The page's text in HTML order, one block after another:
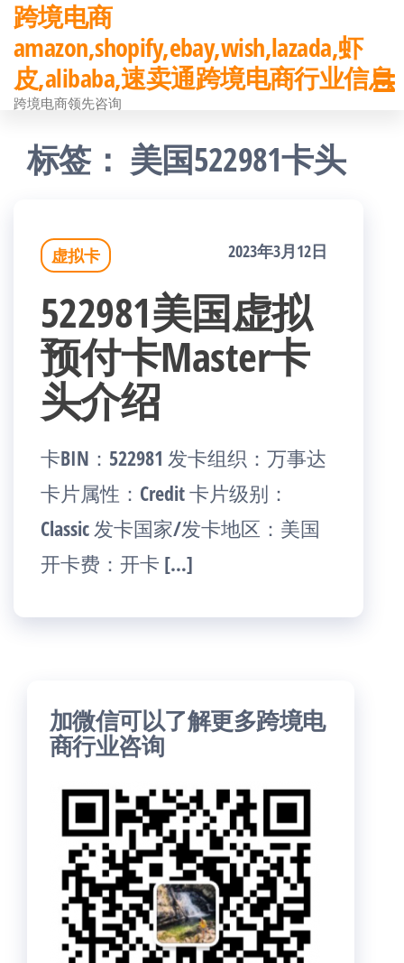
前
往
内
跨境电商
amazon,shopify,ebay,wish,lazada,虾
皮,alibaba,速卖通跨境电商行业信息
跨境电商领先咨询
标签： 美国522981卡头
虚拟卡 2023年3月12日
522981美国虚拟
预付卡Master卡
头介绍
卡BIN：522981 发卡组织：万事达
卡片属性：Credit 卡片级别：
Classic 发卡国家/发卡地区：美国
开卡费：开卡 […]
加微信可以了解更多跨境电
商行业咨询